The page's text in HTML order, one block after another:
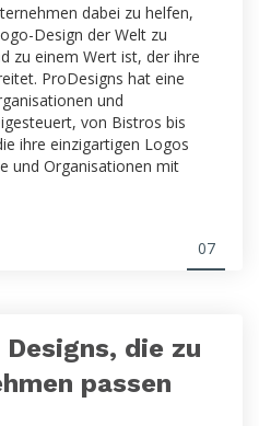
07
dabei zu helfen,
Design der Welt zu
zu einem Wert ist, der ihre
ProDesigns hat eine
und
von Bistros bis
ihre einzigartigen Logos
und Organisationen mit
die zu
passen